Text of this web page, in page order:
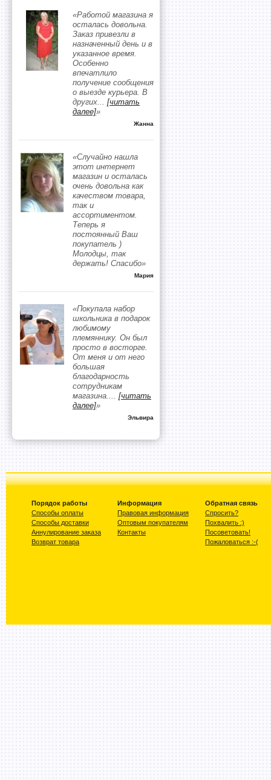
«Работой магазина я
осталась довольна.
Заказ привезли в
назначенный день и в
указанное время.
Особенно
впечатлило
получение сообщения
о выезде курьера. В
других... [читать
далее]»
Жанна
«Случайно нашла
этот интернет
магазин и осталась
очень довольна как
качеством товара,
так и
ассортиментом.
Теперь я
постоянный Ваш
покупатель )
Молодцы, так
держать! Спасибо»
Мария
«Покупала набор
школьника в подарок
любимому
племяннику. Он был
просто в восторге.
От меня и от него
большая
благодарность
сотрудникам
магазина.... [читать
далее]»
Эльвира
Порядок работы
Способы оплаты
Способы доставки
Аннулирование заказа
Возврат товара
Информация
Правовая информация
Оптовым покупателям
Контакты
Обратная связь
Спросить?
Похвалить :)
Посоветовать!
Пожаловаться :-(